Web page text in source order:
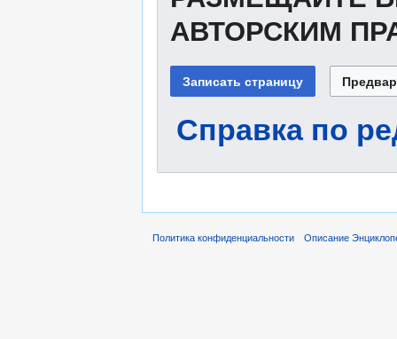
АВТОРСКИМ
Справка по
Политика конфиденциальности Описание